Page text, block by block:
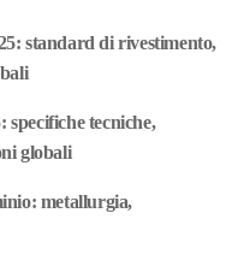
standard di rivestimento,
tecniche,
globali
metallurgia,